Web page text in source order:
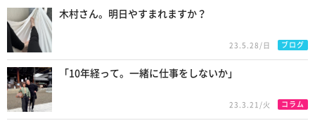
木村さん。明日やすまれますか？
23.5.28/日 ブログ
「10年経って。一緒に仕事をしないか」
23.3.21/火 コラム